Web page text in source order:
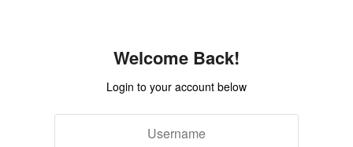
Welcome Back!
Login to your account below